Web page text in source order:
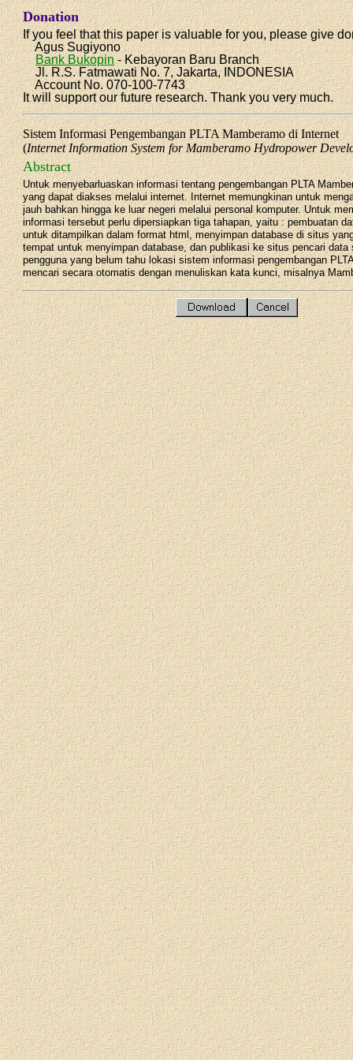
Donation
If you feel that this paper is valuable for you, please give
Agus Sugiyono
Bank Bukopin- Kebayoran Baru Branch
Jl. R.S. Fatmawati No. 7, Jakarta, INDONESIA
Account No. 070-100-7743
It will support our future research. Thank you very much.
Sistem Informasi Pengembangan PLTA Mamberamo di Internet
(Internet Information System for Mamberamo Hydropower
Abstract
Untuk menyebarluaskan informasi tentang pengembangan PLTA
yang dapat diakses melalui internet. Internet memungkinan untuk
jauh bahkan hingga ke luar negeri melalui personal komputer. Untuk
informasi tersebut perlu dipersiapkan tiga tahapan, yaitu : pembuatan
untuk ditampilkan dalam format html, menyimpan database di situs
tempat untuk menyimpan database, dan publikasi ke situs pencari data
pengguna yang belum tahu lokasi sistem informasi pengembangan
mencari secara otomatis dengan menuliskan kata kunci, misalnya